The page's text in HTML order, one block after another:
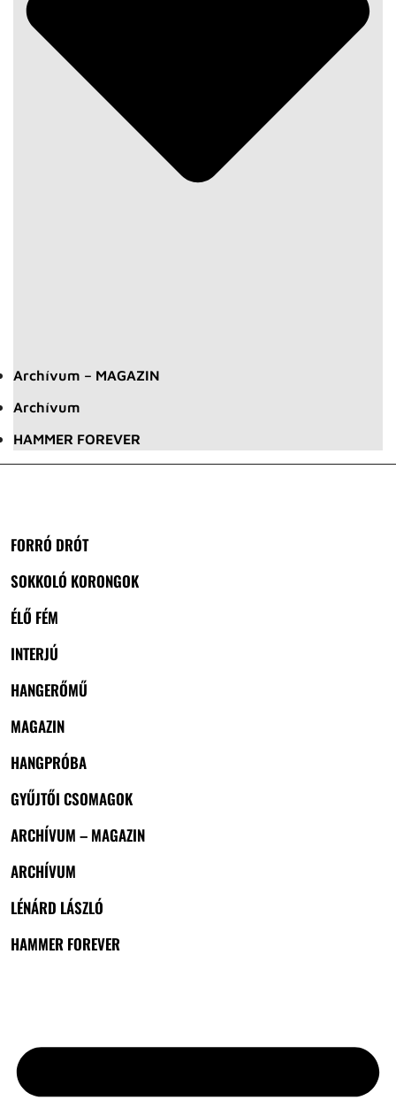
Archívum – MAGAZIN
Archívum
HAMMER FOREVER
FORRÓ DRÓT
SOKKOLÓ KORONGOK
ÉLŐ FÉM
INTERJÚ
HANGERŐMŰ
MAGAZIN
HANGPRÓBA
GYŰJTŐI CSOMAGOK
ARCHÍVUM – MAGAZIN
ARCHÍVUM
LÉNÁRD LÁSZLÓ
HAMMER FOREVER